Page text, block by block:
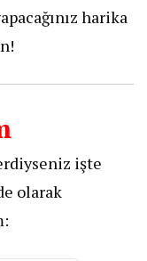
harika
işte
olarak